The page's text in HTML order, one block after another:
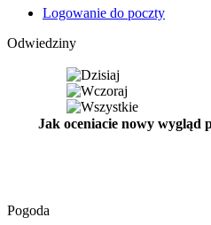
Logowanie do poczty
Odwiedziny
Jak oceniacie nowy wygląd
Pogoda